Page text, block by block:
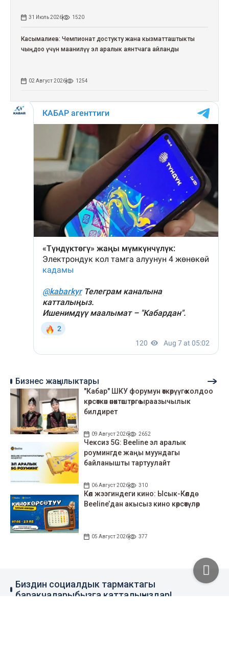
31 Июль 2026 1520
Касымалиев: Чемпионат достукту жана кызматташтыкты
чыңдоо үчүн маанилүү эл аралык аянтчага айланды
02 Август 2026 1254
Бизнес жаңылыктары
"Кабар" ШКУ форумун өткөрүүгө колдоо
көрсөткөн өнөктөштөргө ыраазычылык
билдирет
09 Август 2026 2652
Чексиз 5G: Beeline эл аралык
роумингде жаңы муундагы
байланышты тартуулайт
06 Август 2026 310
Көл жээгиндеги кино: Ысык-Көлдө
Beeline’дан акысыз кино көрсөтүлөр
05 Август 2026 377
Биздин социалдык тармактагы
баракчаларыбызга катталыңыздар!